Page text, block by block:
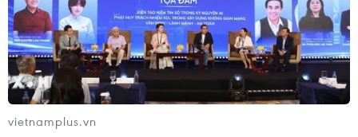
Sáng 28/2, đại diện Ban Quản lý Đường sắt đô thị Hà Nội
(MRB) - chủ đầu tư dự án tuyến đường sắt đô thị số 3, đoạn
Nhổn - ga Hà Nội đã thông tin liên quan đến việc di dời một số
nhà dân tại ngõ 7 phố Giang Văn Minh (phường Kim Mã, quận
Ba Đình, Hà Nội). (Ảnh: Minh Sơn/Vietnam+)
vietnamplus.vn